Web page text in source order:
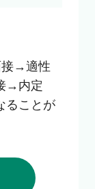
接→適性
→内定
ることが